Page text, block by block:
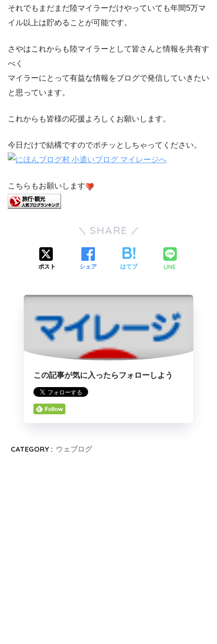
それでもまだまだ陸マイラーだけやっていても年間5万マ
イル以上は貯めることが可能です。
さやはこれからも陸マイラーとして皆さんと情報を共有す
べく
マイラーにとって有益な情報をブログで発信していきたい
と思っています。
これからも皆様の応援よろしくお願いします。
今日だけで結構ですのでポチッとしちゃってください。
こちらもお願いします
SHARE
ポスト シェア はてブ LINE
この記事が気に入ったらフォローしよう
CATEGORY : ウェブログ